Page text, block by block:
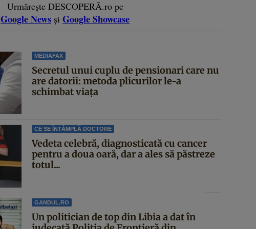
Urmărește DESCOPERĂ.ro pe
Google News și Google Showcase
MEDIAFAX
Secretul unui cuplu de pensionari care nu
are datorii: metoda plicurilor le-a
schimbat viața
CE SE ÎNTÂMPLĂ DOCTORE
Vedeta celebră, diagnosticată cu cancer
pentru a doua oară, dar a ales să păstreze
totul...
GANDUL.RO
Un politician de top din Libia a dat în